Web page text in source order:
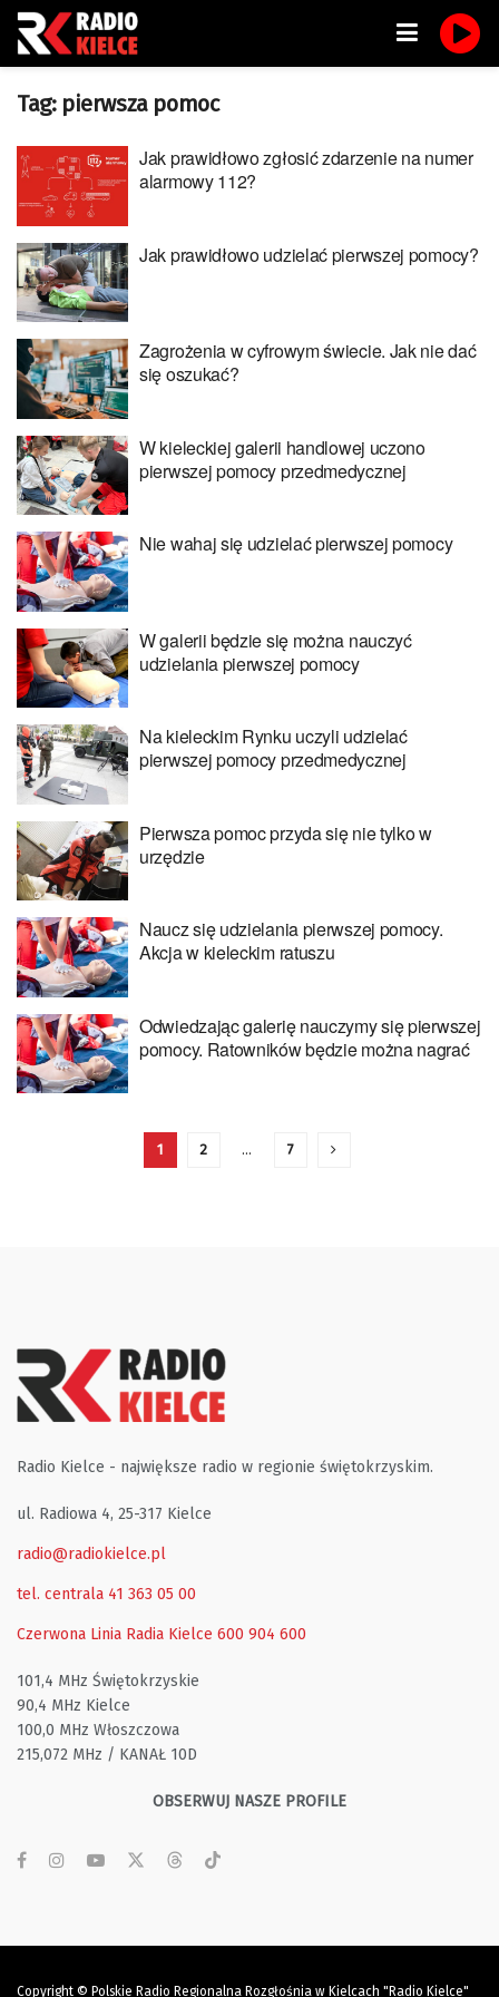
Tag: pierwsza pomoc
Jak prawidłowo zgłosić zdarzenie na numer
alarmowy 112?
Jak prawidłowo udzielać pierwszej pomocy?
Zagrożenia w cyfrowym świecie. Jak nie dać
się oszukać?
W kieleckiej galerii handlowej uczono
pierwszej pomocy przedmedycznej
Nie wahaj się udzielać pierwszej pomocy
W galerii będzie się można nauczyć
udzielania pierwszej pomocy
Na kieleckim Rynku uczyli udzielać
pierwszej pomocy przedmedycznej
Pierwsza pomoc przyda się nie tylko w
urzędzie
Naucz się udzielania pierwszej pomocy.
Akcja w kieleckim ratuszu
Odwiedzając galerię nauczymy się pierwszej
pomocy. Ratowników będzie można nagrać
1 2 … 7
Radio Kielce - największe radio w regionie świętokrzyskim.
ul. Radiowa 4, 25-317 Kielce
radio@radiokielce.pl
tel. centrala 41 363 05 00
Czerwona Linia Radia Kielce 600 904 600
101,4 MHz Świętokrzyskie
90,4 MHz Kielce
100,0 MHz Włoszczowa
215,072 MHz / KANAŁ 10D
OBSERWUJ NASZE PROFILE
Copyright © Polskie Radio Regionalna Rozgłośnia w Kielcach "Radio Kielce"